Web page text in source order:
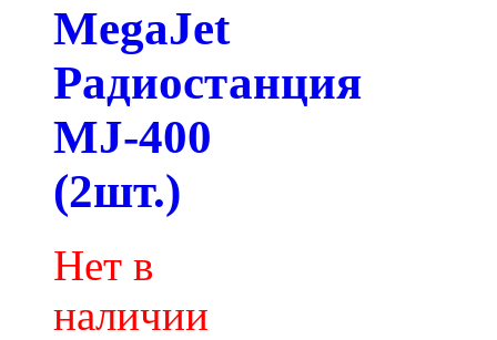
MegaJet
Радиостанция
MJ-400
(2шт.)
Нет в
наличии